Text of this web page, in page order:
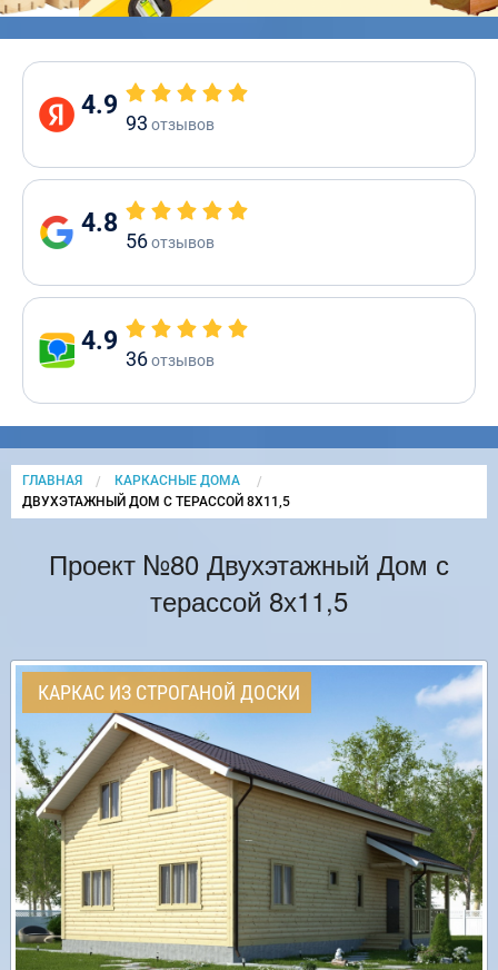
4.9
93 отзывов
4.8
56отзывов
4.9
36отзывов
ГЛАВНАЯ
КАРКАСНЫЕ ДОМА
CURRENT:
ДВУХЭТАЖНЫЙ ДОМ С ТЕРАССОЙ 8Х11,5
Проект №80 Двухэтажный Дом с
терассой 8х11,5
КАРКАС ИЗ СТРОГАНОЙ ДОСКИ